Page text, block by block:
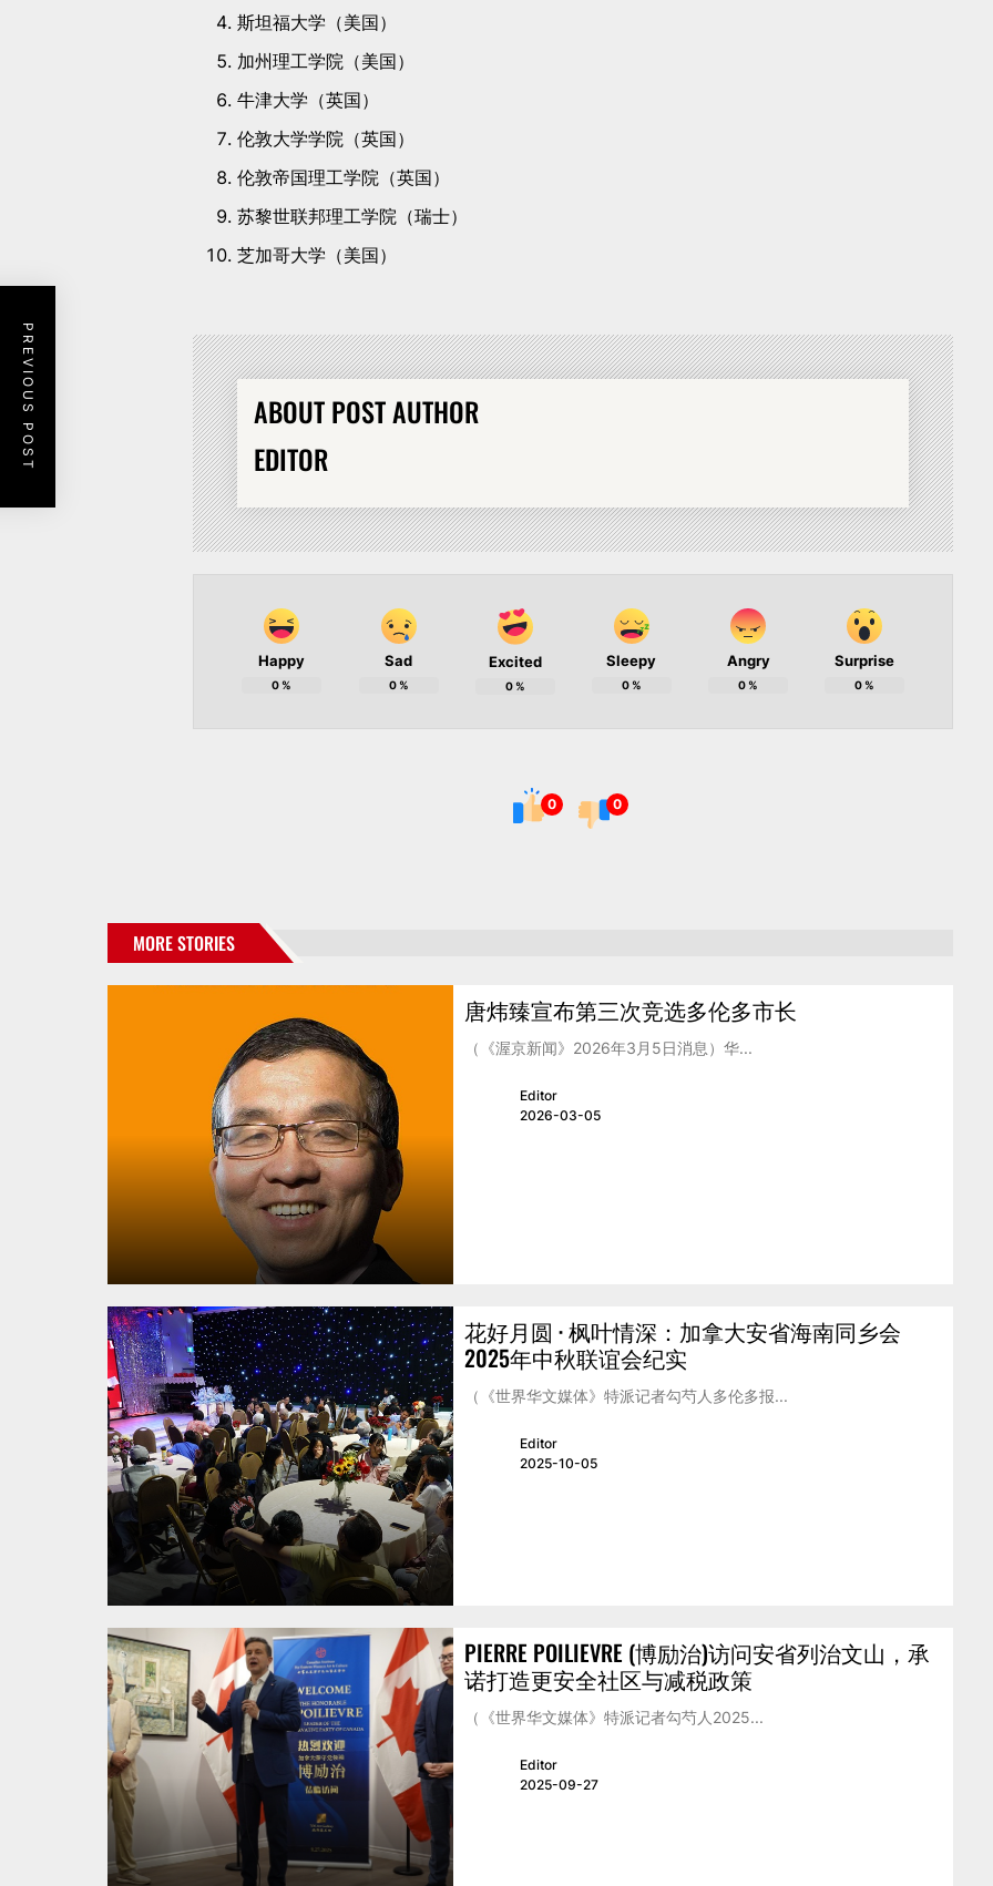
斯坦福大学（美国）
加州理工学院（美国）
牛津大学（英国）
伦敦大学学院（英国）
伦敦帝国理工学院（英国）
苏黎世联邦理工学院（瑞士）
芝加哥大学（美国）
ABOUT POST AUTHOR
EDITOR
Happy
0%
Sad
0%
Excited
0%
Sleepy
0%
Angry
0%
Surprise
0%
0 0
PREVIOUS POST
MORE STORIES
唐炜臻宣布第三次竞选多伦多市长
（《渥京新闻》2026年3月5日消息）华...
Editor
2026-03-05
花好月圆 · 枫叶情深：加拿大安省海南同乡会
2025年中秋联谊会纪实
（《世界华文媒体》特派记者勾芍人多伦多报...
Editor
2025-10-05
PIERRE POILIEVRE (博励治)访问安省列治文山，承
诺打造更安全社区与减税政策
（《世界华文媒体》特派记者勾芍人2025...
Editor
2025-09-27